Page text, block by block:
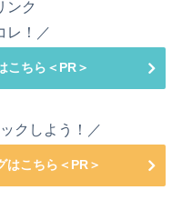
ンク
レ！／
こちら＜PR＞
クしよう！／
こちら＜PR＞